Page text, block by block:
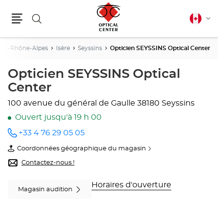
Rechercher
Français
Rhône-Alpes Isère Seyssins Opticien SEYSSINS Optical Center
Opticien SEYSSINS Optical
Center
100 avenue du général de Gaulle 38180 Seyssins
Ouvert jusqu'à 19 h 00
Appeler
le point
de vente
Opticien
SEYSSINS
+33 4 76 29 05 05
Coordonnées géographique du magasin
du
point
de
SEYSSINS
Contactez-nous !
Magasin audition
Horaires d'ouverture